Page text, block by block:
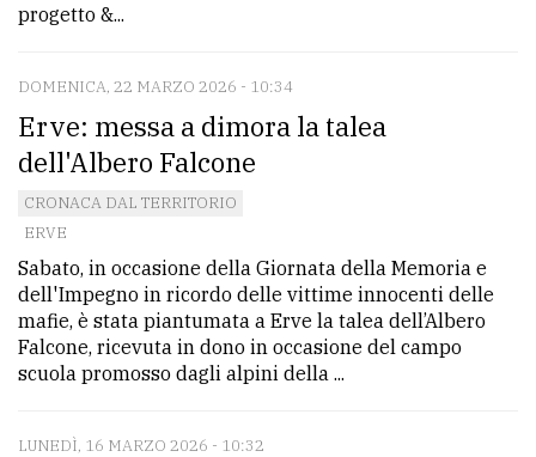
progetto &...
DOMENICA, 22 MARZO 2026 - 10:34
Erve: messa a dimora la talea
dell'Albero Falcone
CRONACA DAL TERRITORIO
ERVE
Sabato, in occasione della Giornata della Memoria e
dell'Impegno in ricordo delle vittime innocenti delle
mafie, è stata piantumata a Erve la talea dell’Albero
Falcone, ricevuta in dono in occasione del campo
scuola promosso dagli alpini della ...
LUNEDÌ, 16 MARZO 2026 - 10:32